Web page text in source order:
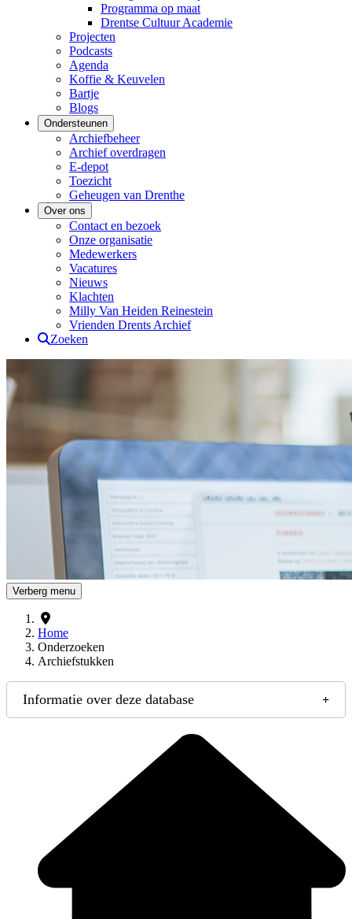
Programma op maat
Drentse Cultuur Academie
Projecten
Podcasts
Agenda
Koffie & Keuvelen
Bartje
Blogs
Ondersteunen
Archiefbeheer
Archief overdragen
E-depot
Toezicht
Geheugen van Drenthe
Over ons
Contact en bezoek
Onze organisatie
Medewerkers
Vacatures
Nieuws
Klachten
Milly Van Heiden Reinestein
Vrienden Drents Archief
Zoeken
Drents Archief
Verberg menu
Home
Onderzoeken
Archiefstukken
Informatie over deze database